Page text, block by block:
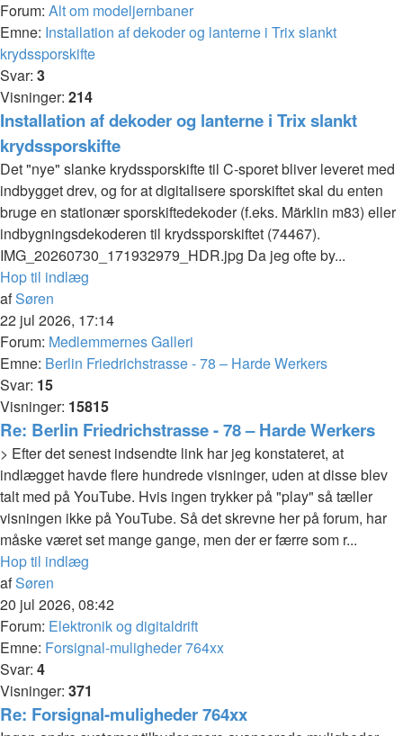
Forum: Alt om modeljernbaner
Emne: Installation af dekoder og lanterne i Trix slankt
krydssporskifte
Svar: 3
Visninger: 214
Installation af dekoder og lanterne i Trix slankt
krydssporskifte
Det "nye" slanke krydssporskifte til C-sporet bliver leveret med
indbygget drev, og for at digitalisere sporskiftet skal du enten
bruge en stationær sporskiftedekoder (f.eks. Märklin m83) eller
indbygningsdekoderen til krydssporskiftet (74467).
IMG_20260730_171932979_HDR.jpg Da jeg ofte by...
Hop til indlæg
afSøren
22 jul 2026, 17:14
Forum: Medlemmernes Galleri
Emne: Berlin Friedrichstrasse - 78 – Harde Werkers
Svar: 15
Visninger: 15815
Re: Berlin Friedrichstrasse - 78 – Harde Werkers
> Efter det senest indsendte link har jeg konstateret, at
indlægget havde flere hundrede visninger, uden at disse blev
talt med på YouTube. Hvis ingen trykker på "play" så tæller
visningen ikke på YouTube. Så det skrevne her på forum, har
måske været set mange gange, men der er færre som r...
Hop til indlæg
afSøren
20 jul 2026, 08:42
Forum: Elektronik og digitaldrift
Emne: Forsignal-muligheder 764xx
Svar: 4
Visninger: 371
Re: Forsignal-muligheder 764xx